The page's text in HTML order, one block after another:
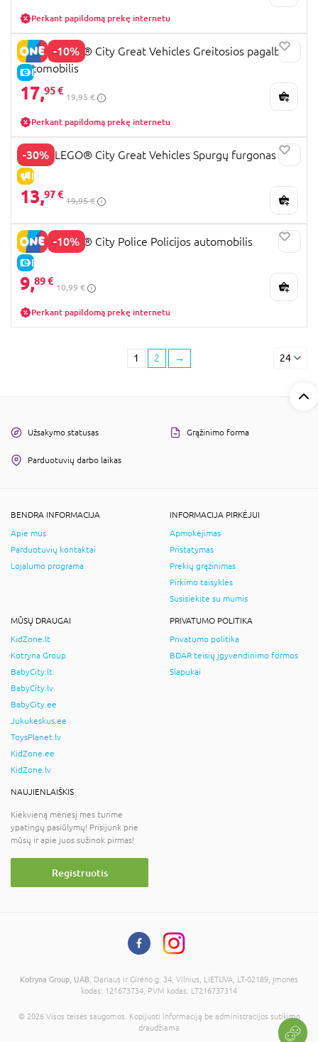
Perkant papildomą prekę internetu
-10%
E-KAINA
60451 LEGO® City Great Vehicles Greitosios pagalbos
automobilis
17,95 €
19,95 €
Perkant papildomą prekę internetu
-30%
IŠPARDAVIMAS
60452 LEGO® City Great Vehicles Spurgų furgonas
13,97 €
19,95 €
-10%
E-KAINA
60312 LEGO® City Police Policijos automobilis
9,89 €
10,99 €
Perkant papildomą prekę internetu
1 2 → 24
Užsakymo statusas Grąžinimo forma
Parduotuvių darbo laikas
BENDRA INFORMACIJA
Apie mus
Parduotuvių kontaktai
Lojalumo programa
INFORMACIJA PIRKĖJUI
Apmokėjimas
Pristatymas
Prekių grąžinimas
Pirkimo taisyklės
Susisiekite su mumis
MŪSŲ DRAUGAI
KidZone.lt
Kotryna Group
BabyCity.lt
BabyCity.lv
BabyCity.ee
Jukukeskus.ee
ToysPlanet.lv
KidZone.ee
KidZone.lv
PRIVATUMO POLITIKA
Privatumo politika
BDAR teisių įgyvendinimo formos
Slapukai
NAUJIENLAIŠKIS
Kiekvieną mėnesį mes turime
ypatingų pasiūlymų! Prisijunk prie
mūsų ir apie juos sužinok pirmas!
Registruotis
Kotryna Group, UAB , Dariaus ir Girėno g. 34, Vilnius, LIETUVA, LT-02189, Įmonės
kodas: 121673734, PVM kodas: LT216737314
© 2026 Visos teisės saugomos. Kopijuoti informaciją be administracijos sutikimo
draudžiama